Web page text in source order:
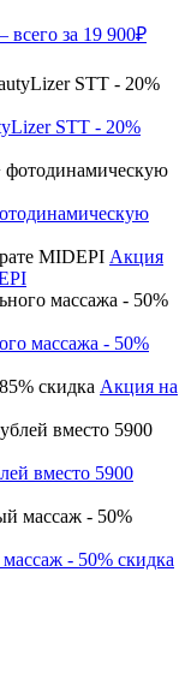
всего за 19 900₽
STT - 20%
Акция
массажа - 50%
Акция на
вместо 5900
- 50% скидка